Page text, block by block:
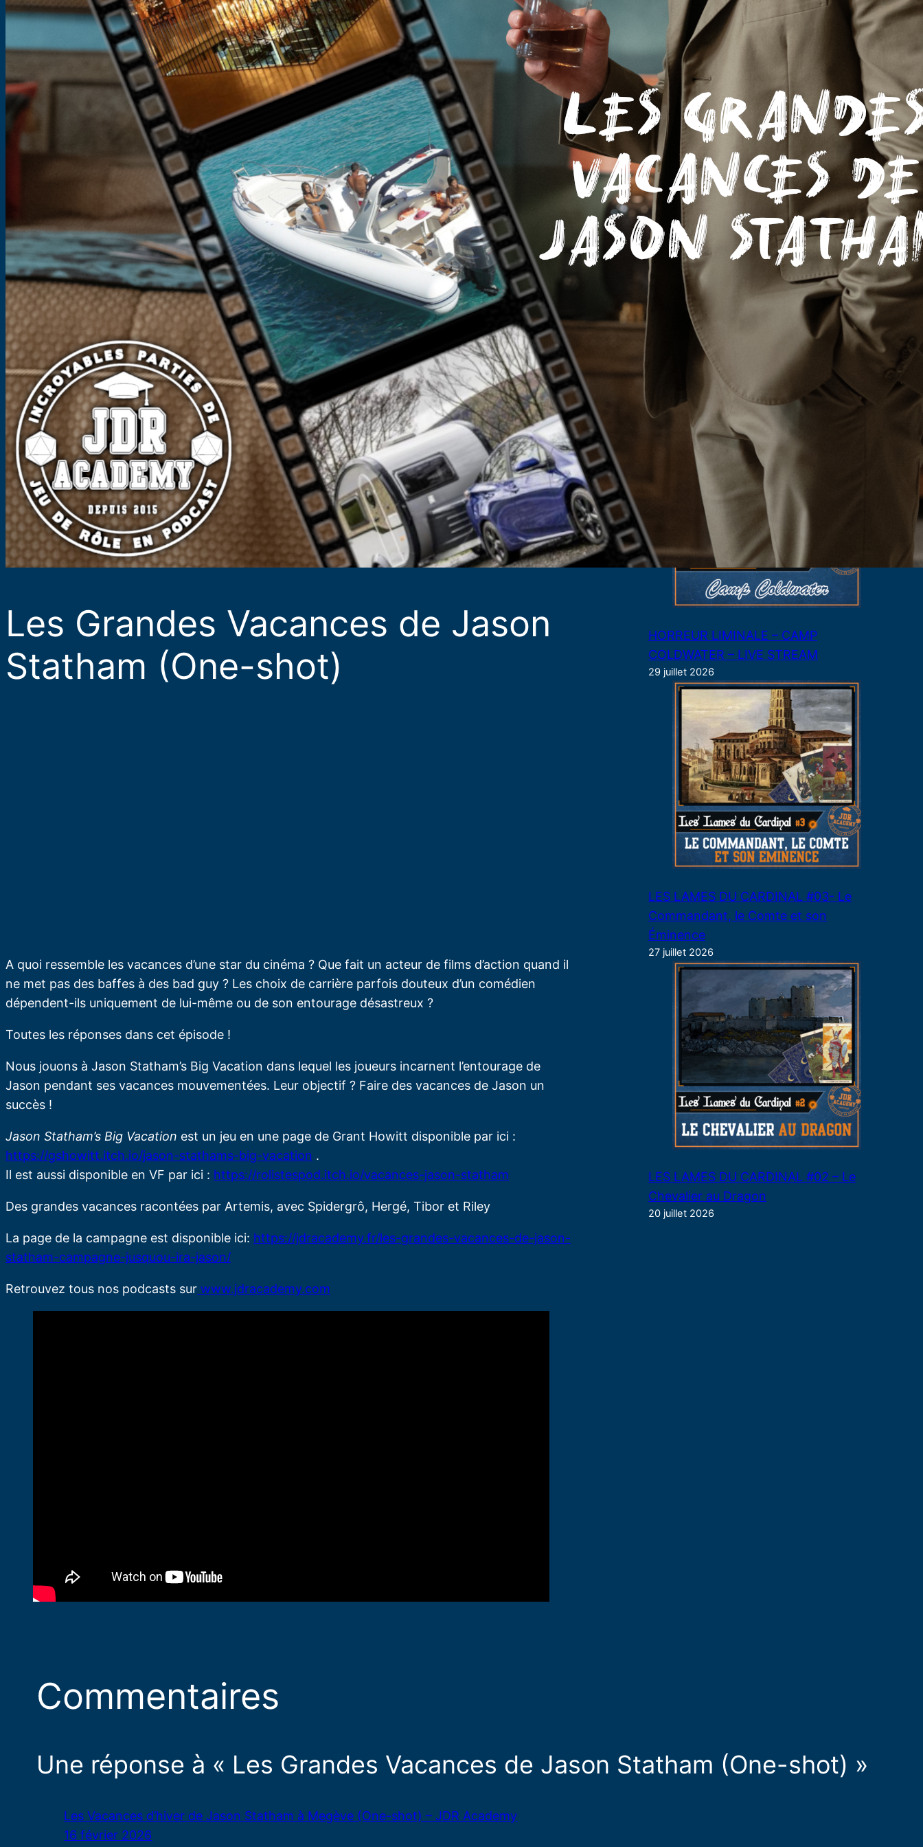
Les Grandes Vacances de Jason
Statham (One-shot)
A quoi ressemble les vacances d’une star du cinéma ? Que fait un acteur de films d’action quand il
ne met pas des baffes à des bad guy ? Les choix de carrière parfois douteux d’un comédien
dépendent-ils uniquement de lui-même ou de son entourage désastreux ?
Toutes les réponses dans cet épisode !
Nous jouons à Jason Statham’s Big Vacation dans lequel les joueurs incarnent l’entourage de
Jason pendant ses vacances mouvementées. Leur objectif ? Faire des vacances de Jason un
succès !
Jason Statham’s Big Vacation est un jeu en une page de Grant Howitt disponible par ici :
https://gshowitt.itch.io/jason-stathams-big-vacation .
Il est aussi disponible en VF par ici : https://rolistespod.itch.io/vacances-jason-statham
Des grandes vacances racontées par Artemis, avec Spidergrô, Hergé, Tibor et Riley
La page de la campagne est disponible ici: https://jdracademy.fr/les-grandes-vacances-de-jason-
statham-campagne-jusquou-ira-jason/
Retrouvez tous nos podcasts sur www.jdracademy.com
KULT – THE DRIVER – LIVE STREAM
5 août 2026
LES LAMES DU CARDINAL #04 – Le Bal
de Cinq Mars
3 août 2026
HORREUR LIMINALE – CAMP
COLDWATER – LIVE STREAM
29 juillet 2026
LES LAMES DU CARDINAL #03- Le
Commandant, le Comte et son
Éminence
27 juillet 2026
LES LAMES DU CARDINAL #02 – Le
Chevalier au Dragon
20 juillet 2026
Commentaires
Une réponse à « Les Grandes Vacances de Jason Statham (One-shot) »
Les Vacances d’hiver de Jason Statham à Megève (One-shot) – JDR Academy
16 février 2026